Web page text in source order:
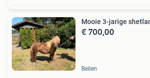
Mooie 3-jarige
€ 700,00
Beilen